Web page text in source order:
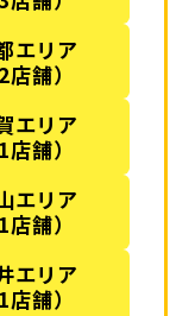
エリア
店舗）
エリア
店舗）
エリア
店舗）
エリア
店舗）